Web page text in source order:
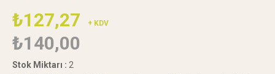
₺127,27 + KDV
₺140,00
Stok Miktarı : 2